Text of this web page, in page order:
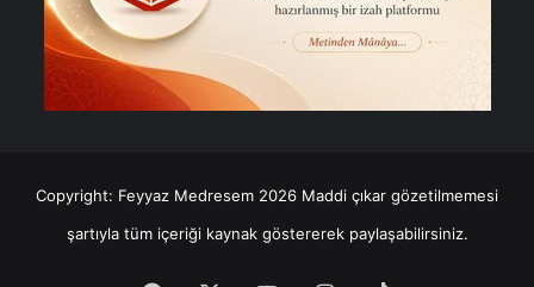
Copyright: Feyyaz Medresem 2026 Maddi çıkar gözetilmemesi
şartıyla tüm içeriği kaynak göstererek paylaşabilirsiniz.